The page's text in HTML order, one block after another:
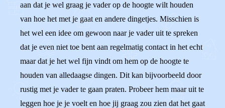
aan dat je wel graag je vader op de hoogte wilt houden
van hoe het met je gaat en andere dingetjes. Misschien is
het wel een idee om gewoon naar je vader uit te spreken
dat je even niet toe bent aan regelmatig contact in het echt
maar dat je het wel fijn vindt om hem op de hoogte te
houden van alledaagse dingen. Dit kan bijvoorbeeld door
rustig met je vader te gaan praten. Probeer hem maar uit te
leggen hoe je je voelt en hoe jij graag zou zien dat het gaat